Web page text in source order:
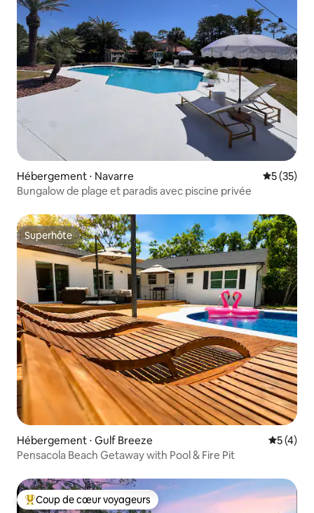
Hébergement ⋅ Navarre
5 (35)
Bungalow de plage et paradis avec piscine privée
Superhôte
Superhôte
Hébergement ⋅ Gulf Breeze
5 (4)
Pensacola Beach Getaway with Pool & Fire Pit
Coups de cœur voyageurs les plus appréciés
Coup de cœur voyageurs